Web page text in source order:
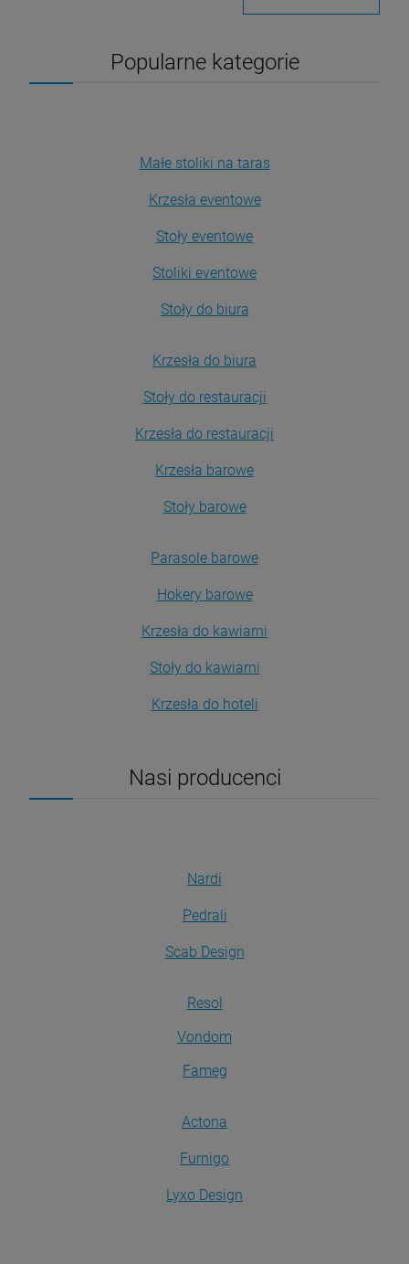
Popularne kategorie
Małe stoliki na taras
Krzesła eventowe
Stoły eventowe
Stoliki eventowe
Stoły do biura
Krzesła do biura
Stoły do restauracji
Krzesła do restauracji
Krzesła barowe
Stoły barowe
Parasole barowe
Hokery barowe
Krzesła do kawiarni
Stoły do kawiarni
Krzesła do hoteli
Nasi producenci
Nardi
Pedrali
Scab Design
Resol
Vondom
Fameg
Actona
Furnigo
Lyxo Design